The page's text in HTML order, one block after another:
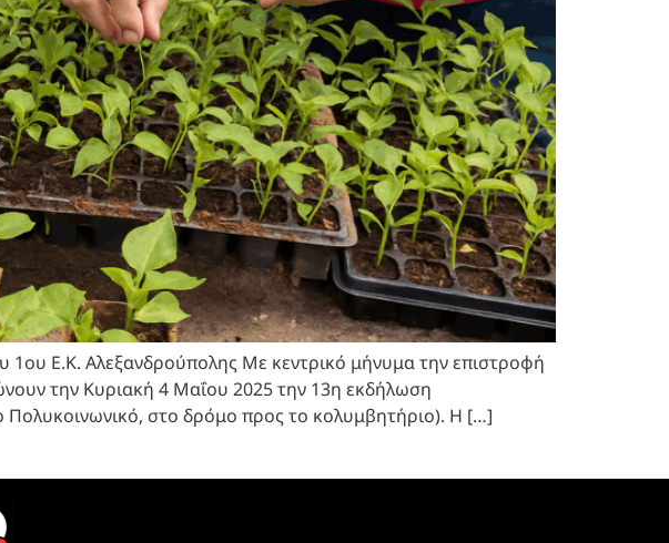
Ε.Κ. Αλεξανδρούπολης Με κεντρικό μήνυμα την επιστροφή
την Κυριακή 4 Μαΐου 2025 την 13η εκδήλωση
Πολυκοινωνικό, στο δρόμο προς το κολυμβητήριο). Η […]